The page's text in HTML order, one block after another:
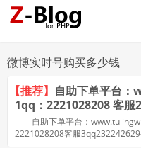
微博实时号购买多少钱
【推荐】 自助下单平台
1qq：2221028208 客服
自助下单平台：
2221028208客服